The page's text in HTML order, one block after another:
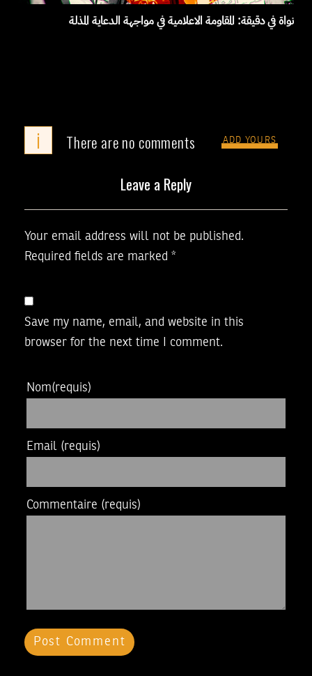
نواة في دقيقة: المقاومة الاعلامية في مواجهة الدعاية المذلة
i There are no comments ADD YOURS
Leave a Reply
Your email address will not be published.
Required fields are marked *
Save my name, email, and website in this
browser for the next time I comment.
Nom(requis)
Email (requis)
Commentaire (requis)